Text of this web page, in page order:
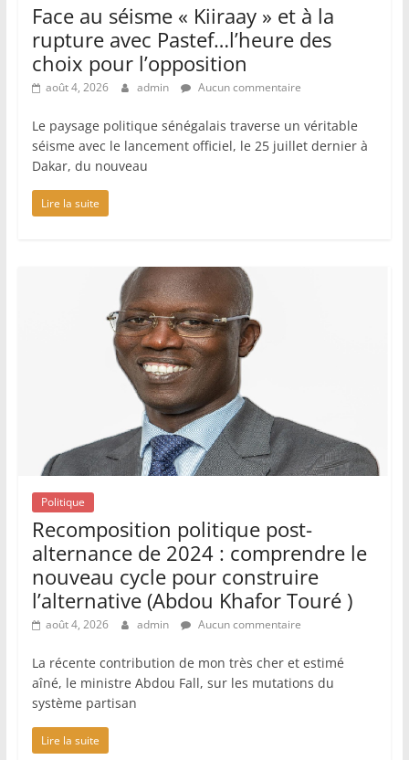
Face au séisme « Kiiraay » et à la
rupture avec Pastef…l’heure des
choix pour l’opposition
août 4, 2026 admin Aucun commentaire
Le paysage politique sénégalais traverse un véritable
séisme avec le lancement officiel, le 25 juillet dernier à
Dakar, du nouveau
Lire la suite
Politique
Recomposition politique post-
alternance de 2024 : comprendre le
nouveau cycle pour construire
l’alternative (Abdou Khafor Touré )
août 4, 2026 admin Aucun commentaire
La récente contribution de mon très cher et estimé
aîné, le ministre Abdou Fall, sur les mutations du
système partisan
Lire la suite